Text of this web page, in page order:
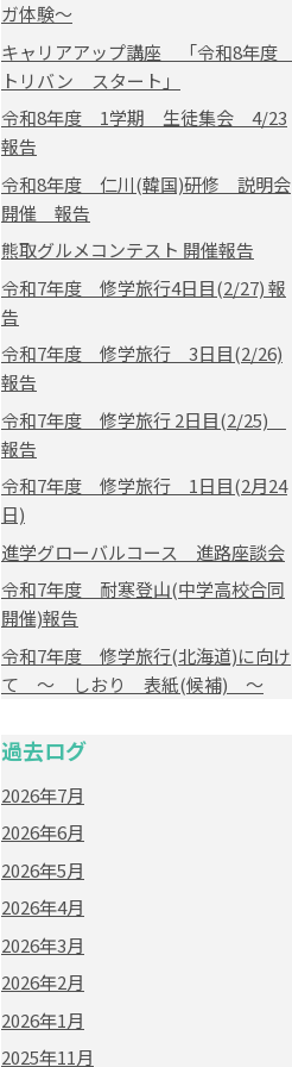
ガ体験～
キャリアアップ講座 「令和8年度
トリバン スタート」
令和8年度 1学期 生徒集会 4/23
報告
令和8年度 仁川(韓国)研修 説明会
開催 報告
熊取グルメコンテスト 開催報告
令和7年度 修学旅行4日目(2/27) 報
告
令和7年度 修学旅行 3日目(2/26)
報告
令和7年度 修学旅行 2日目(2/25)
報告
令和7年度 修学旅行 1日目(2月24
日)
進学グローバルコース 進路座談会
令和7年度 耐寒登山(中学高校合同
開催)報告
令和7年度 修学旅行(北海道)に向け
て ～ しおり 表紙(候補) ～
過去ログ
2026年7月
2026年6月
2026年5月
2026年4月
2026年3月
2026年2月
2026年1月
2025年11月